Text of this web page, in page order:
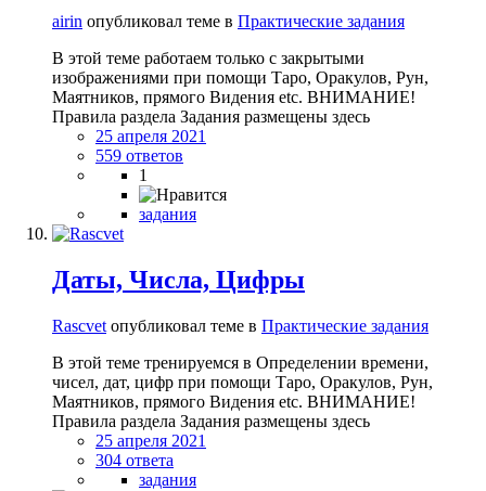
airin опубликовал теме в Практические задания
В этой теме работаем только с закрытыми
изображениями при помощи Таро, Оракулов, Рун,
Маятников, прямого Видения etc. ВНИМАНИЕ!
Правила раздела Задания размещены здесь
25 апреля 2021
559 ответов
1
задания
Даты, Числа, Цифры
Rascvet опубликовал теме в Практические задания
В этой теме тренируемся в Определении времени,
чисел, дат, цифр при помощи Таро, Оракулов, Рун,
Маятников, прямого Видения etc. ВНИМАНИЕ!
Правила раздела Задания размещены здесь
25 апреля 2021
304 ответа
задания